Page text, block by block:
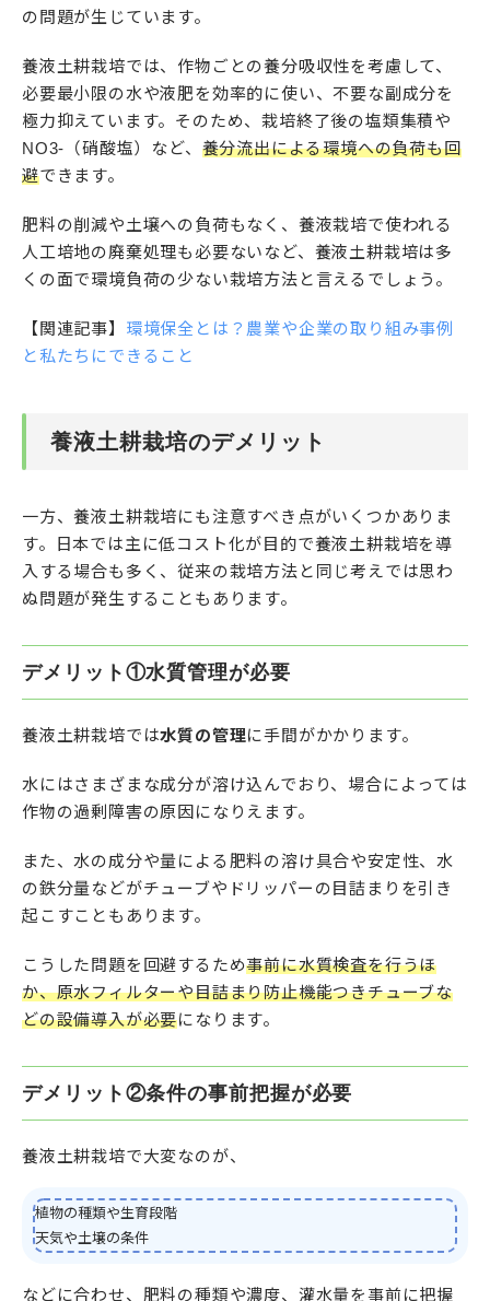
の問題が生じています。
養液土耕栽培では、作物ごとの養分吸収性を考慮して、
必要最小限の水や液肥を効率的に使い、不要な副成分を
極力抑えています。そのため、栽培終了後の塩類集積や
NO3-（硝酸塩）など、 養分流出による環境への負荷も回
避できます。
肥料の削減や土壌への負荷もなく、養液栽培で使われる
人工培地の廃棄処理も必要ないなど、養液土耕栽培は多
くの面で環境負荷の少ない栽培方法と言えるでしょう。
【関連記事】 環境保全とは？農業や企業の取り組み事例
と私たちにできること
養液土耕栽培のデメリット
一方、養液土耕栽培にも注意すべき点がいくつかありま
す。日本では主に低コスト化が目的で養液土耕栽培を導
入する場合も多く、従来の栽培方法と同じ考えでは思わ
ぬ問題が発生することもあります。
デメリット①水質管理が必要
養液土耕栽培では水質の管理に手間がかかります。
水にはさまざまな成分が溶け込んでおり、場合によっては
作物の過剰障害の原因になりえます。
また、水の成分や量による肥料の溶け具合や安定性、水
の鉄分量などがチューブやドリッパーの目詰まりを引き
起こすこともあります。
こうした問題を回避するため事前に水質検査を行うほ
か、原水フィルターや目詰まり防止機能つきチューブな
どの設備導入が必要になります。
デメリット②条件の事前把握が必要
養液土耕栽培で大変なのが、
植物の種類や生育段階
天気や土壌の条件
などに合わせ、肥料の種類や濃度、灌水量を事前に把握